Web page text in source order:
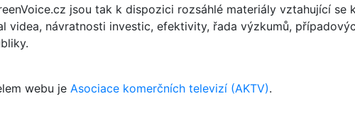
jsou tak k dispozici rozsáhlé materiály vztahující se
videa, návratnosti investic, efektivity, řada výzkumů,
webu je Asociace komerčních televizí (AKTV).